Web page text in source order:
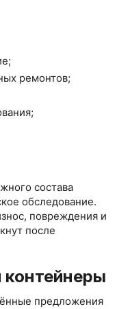
ремонтов;
состава
обследование.
повреждения и
после
контейнеры
предложения